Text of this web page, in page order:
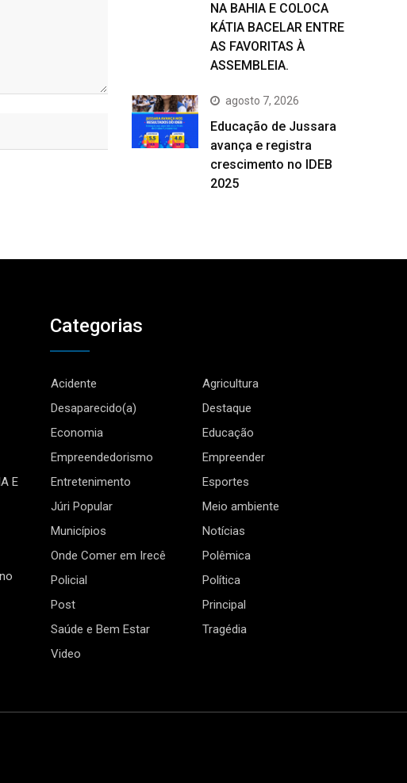
NA BAHIA E COLOCA
KÁTIA BACELAR ENTRE
AS FAVORITAS À
ASSEMBLEIA.
agosto 7, 2026
Educação de Jussara
avança e registra
crescimento no IDEB
2025
E
Categorias
Acidente
Agricultura
Desaparecido(a)
Destaque
Economia
Educação
Empreendedorismo
Empreender
Entretenimento
Esportes
Júri Popular
Meio ambiente
Municípios
Notícias
Onde Comer em Irecê
Polêmica
Policial
Política
Post
Principal
Saúde e Bem Estar
Tragédia
Video